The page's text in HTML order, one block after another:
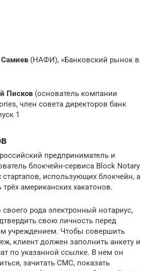
(НАФИ), «Банковский рынок в
Писков (основатель компании
член совета директоров банк
1
предприниматель и
блокчейн-сервиса Block Notary
использующих блокчейн, а
американских хакатонов.
рода электронный нотариус,
свою личность перед
учреждением. Чтобы совершить
клиент должен заполнить анкету и
по указанной ссылке. В нем он
зачитать СМС, показать